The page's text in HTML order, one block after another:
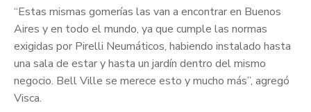
“Estas mismas gomerías las van a encontrar en Buenos
Aires y en todo el mundo, ya que cumple las normas
exigidas por Pirelli Neumáticos, habiendo instalado hasta
una sala de estar y hasta un jardín dentro del mismo
negocio. Bell Ville se merece esto y mucho más”, agregó
Visca.